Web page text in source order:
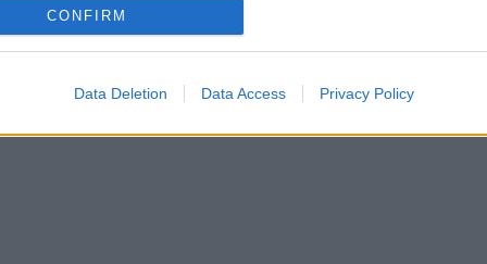
CONFIRM
Data Deletion Data Access Privacy Policy
Flash.grστην αναζήτηση της